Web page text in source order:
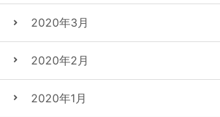
2020年3月
2020年2月
2020年1月